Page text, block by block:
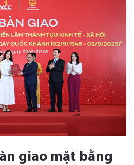
giao mặt bằng